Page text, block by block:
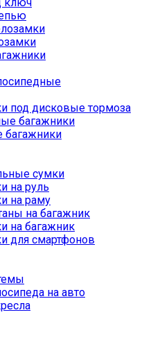
под дисковые тормоза
багажники
багажники
сумки
на руль
на раму
на багажник
на багажник
для смартфонов
на авто